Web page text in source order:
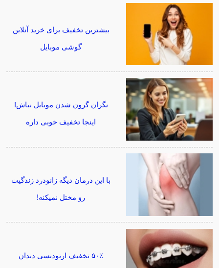
بیشترین تخفیف برای خرید آنلاین
گوشی موبایل
نگران گرون شدن موبایل نباش!
اینجا تخفیف خوبی داره
با این درمان دیگه زانودرد زندگیت
رو مختل نمیکنه!
۵۰٪ تخفیف ارتودنسی دندان